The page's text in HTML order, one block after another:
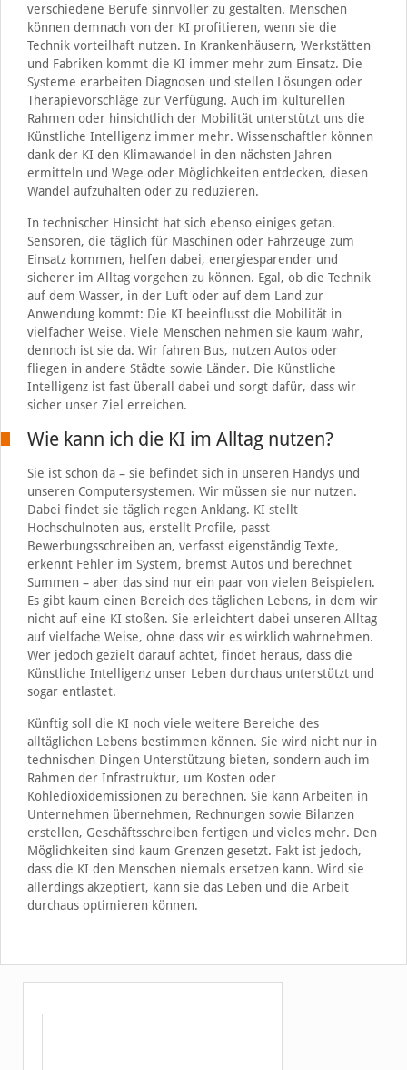
verschiedene Berufe sinnvoller zu gestalten. Menschen
können demnach von der KI profitieren, wenn sie die
Technik vorteilhaft nutzen. In Krankenhäusern, Werkstätten
und Fabriken kommt die KI immer mehr zum Einsatz. Die
Systeme erarbeiten Diagnosen und stellen Lösungen oder
Therapievorschläge zur Verfügung. Auch im kulturellen
Rahmen oder hinsichtlich der Mobilität unterstützt uns die
Künstliche Intelligenz immer mehr. Wissenschaftler können
dank der KI den Klimawandel in den nächsten Jahren
ermitteln und Wege oder Möglichkeiten entdecken, diesen
Wandel aufzuhalten oder zu reduzieren.
In technischer Hinsicht hat sich ebenso einiges getan.
Sensoren, die täglich für Maschinen oder Fahrzeuge zum
Einsatz kommen, helfen dabei, energiesparender und
sicherer im Alltag vorgehen zu können. Egal, ob die Technik
auf dem Wasser, in der Luft oder auf dem Land zur
Anwendung kommt: Die KI beeinflusst die Mobilität in
vielfacher Weise. Viele Menschen nehmen sie kaum wahr,
dennoch ist sie da. Wir fahren Bus, nutzen Autos oder
fliegen in andere Städte sowie Länder. Die Künstliche
Intelligenz ist fast überall dabei und sorgt dafür, dass wir
sicher unser Ziel erreichen.
Wie kann ich die KI im Alltag nutzen?
Sie ist schon da – sie befindet sich in unseren Handys und
unseren Computersystemen. Wir müssen sie nur nutzen.
Dabei findet sie täglich regen Anklang. KI stellt
Hochschulnoten aus, erstellt Profile, passt
Bewerbungsschreiben an, verfasst eigenständig Texte,
erkennt Fehler im System, bremst Autos und berechnet
Summen – aber das sind nur ein paar von vielen Beispielen.
Es gibt kaum einen Bereich des täglichen Lebens, in dem wir
nicht auf eine KI stoßen. Sie erleichtert dabei unseren Alltag
auf vielfache Weise, ohne dass wir es wirklich wahrnehmen.
Wer jedoch gezielt darauf achtet, findet heraus, dass die
Künstliche Intelligenz unser Leben durchaus unterstützt und
sogar entlastet.
Künftig soll die KI noch viele weitere Bereiche des
alltäglichen Lebens bestimmen können. Sie wird nicht nur in
technischen Dingen Unterstützung bieten, sondern auch im
Rahmen der Infrastruktur, um Kosten oder
Kohledioxidemissionen zu berechnen. Sie kann Arbeiten in
Unternehmen übernehmen, Rechnungen sowie Bilanzen
erstellen, Geschäftsschreiben fertigen und vieles mehr. Den
Möglichkeiten sind kaum Grenzen gesetzt. Fakt ist jedoch,
dass die KI den Menschen niemals ersetzen kann. Wird sie
allerdings akzeptiert, kann sie das Leben und die Arbeit
durchaus optimieren können.